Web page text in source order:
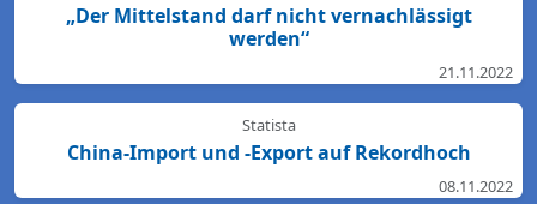
lassen keinen Zweifel: Das Schienennetz ist in der
nirgendwo sonst in Deutschland. Für den Start des
Deutschlandtick...
„Der Mittelstand darf nicht vernachlässigt
werden“
21.11.2022
Statista
China-Import und -Export auf Rekordhoch
08.11.2022